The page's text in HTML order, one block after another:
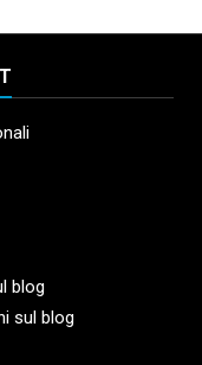
blog
sul blog